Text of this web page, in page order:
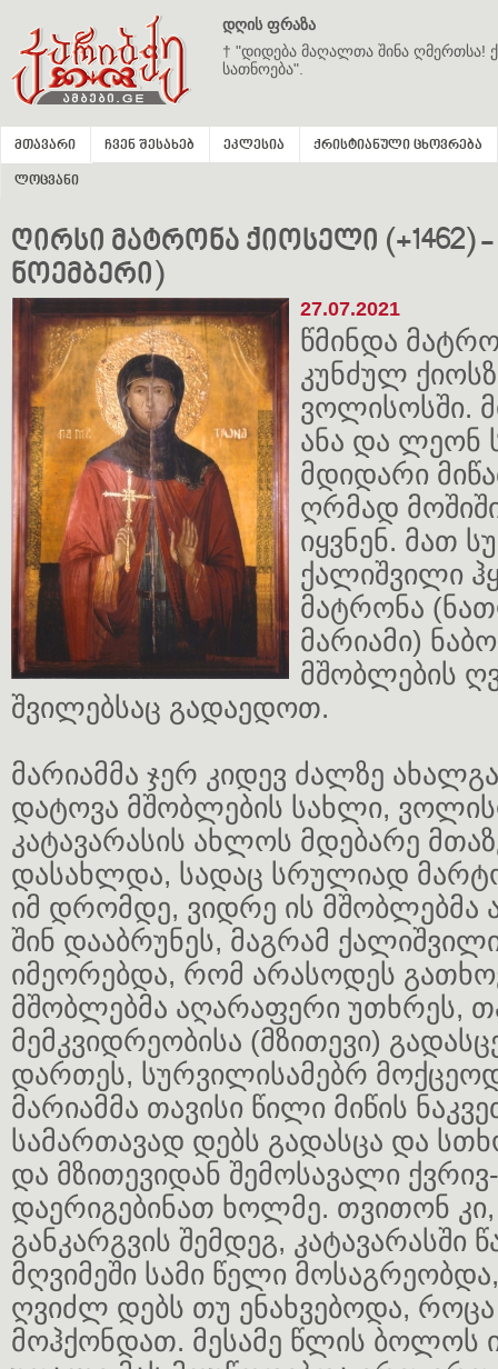
დღის ფრაზა
† "დიდება მაღალთა შინა ღმერთსა!
სათნოება".
მთავარი ჩვენ შესახებ ეკლესია ქრისტიანული ცხოვრება
ლოცვანი
ღირსი მატრონა ქიოსელი (+1462)
ნოემბერი)
27.07.2021
წმინდა
კუნძულ
ვოლისოსში.
ანა და ლეონ
მდიდარი
ღრმად
იყვნენ. მათ
ქალიშვილი
მატრონა
მარიამი)
მშობლების
შვილებსაც გადაედოთ.
მარიამმა ჯერ კიდევ ძალზე
დატოვა მშობლების სახლი,
კატავარასის ახლოს მდებარე
დასახლდა, სადაც სრულიად
იმ დრომდე, ვიდრე ის მშობლებმა
შინ დააბრუნეს, მაგრამ
იმეორებდა, რომ არასოდეს
მშობლებმა აღარაფერი უთხრეს,
მემკვიდრეობისა (მზითევი)
დართეს, სურვილისამებრ
მარიამმა თავისი წილი მიწის
სამართავად დებს გადასცა და
და მზითევიდან შემოსავალი
დაერიგებინათ ხოლმე. თვითონ კი,
განკარგვის შემდეგ, კატავარასში
მღვიმეში სამი წელი
ღვიძლ დებს თუ ენახვებოდა,
მოჰქონდათ. მესამე წლის ბოლოს